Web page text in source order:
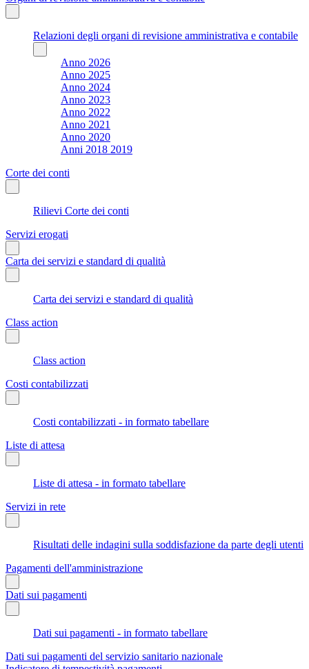
Relazioni degli organi di revisione amministrativa e contabile
Anno 2026
Anno 2025
Anno 2024
Anno 2023
Anno 2022
Anno 2021
Anno 2020
Anni 2018 2019
Corte dei conti
Rilievi Corte dei conti
Servizi erogati
Carta dei servizi e standard di qualità
Carta dei servizi e standard di qualità
Class action
Class action
Costi contabilizzati
Costi contabilizzati - in formato tabellare
Liste di attesa
Liste di attesa - in formato tabellare
Servizi in rete
Risultati delle indagini sulla soddisfazione da parte degli utenti
Pagamenti dell'amministrazione
Dati sui pagamenti
Dati sui pagamenti - in formato tabellare
Dati sui pagamenti del servizio sanitario nazionale